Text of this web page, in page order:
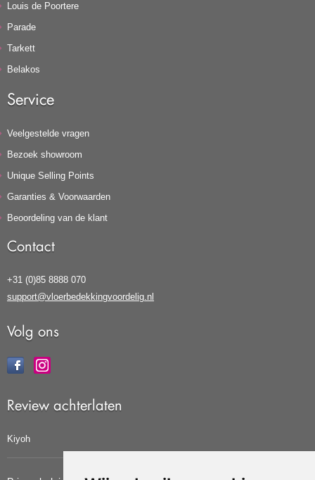
Louis de Poortere
Parade
Tarkett
Belakos
Service
Veelgestelde vragen
Bezoek showroom
Unique Selling Points
Garanties & Voorwaarden
Beoordeling van de klant
Contact
+31 (0)85 8888 070
support@vloerbedekkingvoordelig.nl
Volg ons
Review achterlaten
Kiyoh